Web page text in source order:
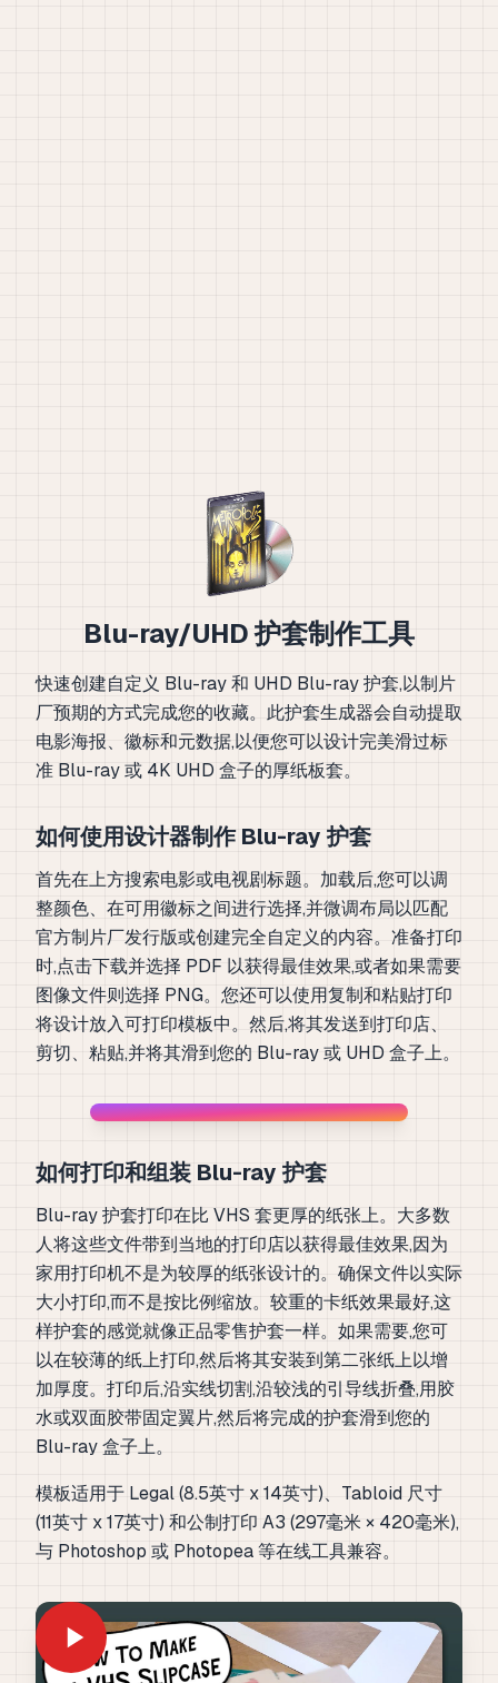
Blu-ray/UHD 护套制作工具
快速创建自定义 Blu-ray 和 UHD Blu-ray 护套,以制片
厂预期的方式完成您的收藏。此护套生成器会自动提取
电影海报、徽标和元数据,以便您可以设计完美滑过标
准 Blu-ray 或 4K UHD 盒子的厚纸板套。
如何使用设计器制作 Blu-ray 护套
首先在上方搜索电影或电视剧标题。加载后,您可以调
整颜色、在可用徽标之间进行选择,并微调布局以匹配
官方制片厂发行版或创建完全自定义的内容。准备打印
时,点击下载并选择 PDF 以获得最佳效果,或者如果需要
图像文件则选择 PNG。您还可以使用复制和粘贴打印
将设计放入可打印模板中。然后,将其发送到打印店、
剪切、粘贴,并将其滑到您的 Blu-ray 或 UHD 盒子上。
如何打印和组装 Blu-ray 护套
Blu-ray 护套打印在比 VHS 套更厚的纸张上。大多数
人将这些文件带到当地的打印店以获得最佳效果,因为
家用打印机不是为较厚的纸张设计的。确保文件以实际
大小打印,而不是按比例缩放。较重的卡纸效果最好,这
样护套的感觉就像正品零售护套一样。如果需要,您可
以在较薄的纸上打印,然后将其安装到第二张纸上以增
加厚度。打印后,沿实线切割,沿较浅的引导线折叠,用胶
水或双面胶带固定翼片,然后将完成的护套滑到您的
Blu-ray 盒子上。
模板适用于 Legal (8.5英寸 x 14英寸)、Tabloid 尺寸
(11英寸 x 17英寸) 和公制打印 A3 (297毫米 × 420毫米),
与 Photoshop 或 Photopea 等在线工具兼容。